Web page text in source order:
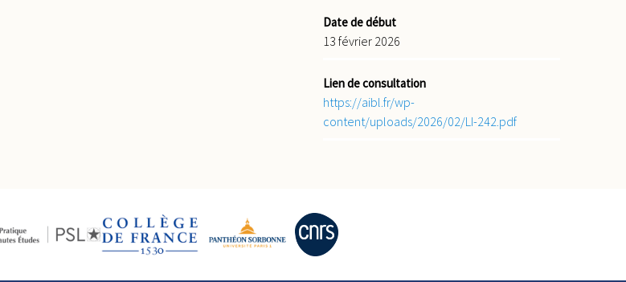
Date de début
13 février 2026
Lien de consultation
https://aibl.fr/wp-
content/uploads/2026/02/LI-242.pdf